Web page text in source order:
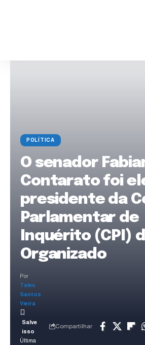
POLÍTICA
O senador
Contarato foi
presidente da
Parlamentar de
Inquérito (CPI)
Organizado
Última
Por
Tales
Santos
Vieira
Compartilhar